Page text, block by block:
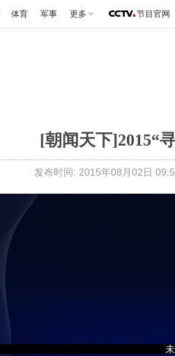
体育 军事 更多 节目官网
[朝闻天下]2015“
发布时间: 2015年08月02日